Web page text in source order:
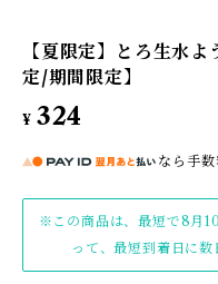
【夏限定】とろ生水
定/期間限定】
¥ 324
なら 手数
※この商品は、最短で8月
って、最短到着日に数